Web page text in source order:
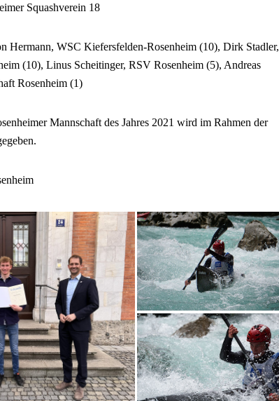
Squashverein 18
Hermann, WSC Kiefersfelden-Rosenheim (10), Dirk Stadler,
(10), Linus Scheitinger, RSV Rosenheim (5), Andreas
Rosenheim (1)
Mannschaft des Jahres 2021 wird im Rahmen der